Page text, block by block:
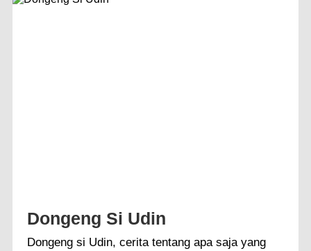
Dongeng Si Udin
Dongeng si Udin, cerita tentang apa saja yang